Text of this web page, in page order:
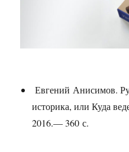
Евгений Анисимов.
историка, или Куда
2016.— 360 с.